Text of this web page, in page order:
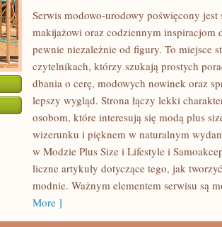
KOSMETYKI
PIELĘGNACJA
Serwis modowo-urodowy poświęcony
makijażowi oraz codziennym inspiracjom
pewnie niezależnie od figury. To miejsce
czytelnikach, którzy szukają prostych
dbania o cerę, modowych nowinek oraz
lepszy wygląd. Strona łączy lekki
osobom, które interesują się modą plus
wizerunku i pięknem w naturalnym
w Modzie Plus Size i Lifestyle i
liczne artykuły dotyczące tego, jak
modnie. Ważnym elementem serwisu są
More ]